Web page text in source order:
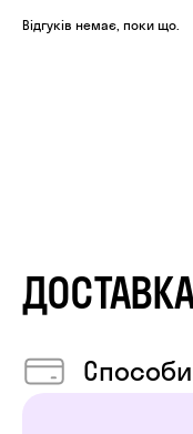
Відгуків немає, поки що.